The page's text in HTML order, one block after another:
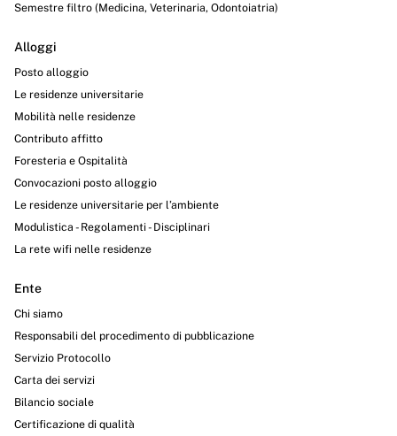
Semestre filtro (Medicina, Veterinaria, Odontoiatria)
Alloggi
Posto alloggio
Le residenze universitarie
Mobilità nelle residenze
Contributo affitto
Foresteria e Ospitalità
Convocazioni posto alloggio
Le residenze universitarie per l’ambiente
Modulistica - Regolamenti - Disciplinari
La rete wifi nelle residenze
Ente
Chi siamo
Responsabili del procedimento di pubblicazione
Servizio Protocollo
Carta dei servizi
Bilancio sociale
Certificazione di qualità